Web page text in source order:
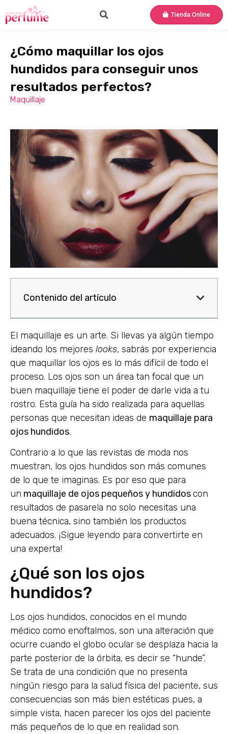
Tienda Online
¿Cómo maquillar los ojos
hundidos para conseguir unos
resultados perfectos?
Maquillaje
Contenido del artículo
El maquillaje es un arte. Si llevas ya algún tiempo
ideando los mejores looks, sabrás por experiencia
que maquillar los ojos es lo más difícil de todo el
proceso. Los ojos son un área tan focal que un
buen maquillaje tiene el poder de darle vida a tu
rostro. Esta guía ha sido realizada para aquellas
personas que necesitan ideas de maquillaje para
ojos hundidos.
Contrario a lo que las revistas de moda nos
muestran, los ojos hundidos son más comunes
de lo que te imaginas. Es por eso que para
un maquillaje de ojos pequeños y hundidoscon
resultados de pasarela no solo necesitas una
buena técnica, sino también los productos
adecuados. ¡Sigue leyendo para convertirte en
una experta!
¿Qué son los ojos
hundidos?
Los ojos hundidos, conocidos en el mundo
médico como enoftalmos, son una alteración que
ocurre cuando el globo ocular se desplaza hacia la
parte posterior de la órbita, es decir se “hunde”.
Se trata de una condición que no presenta
ningún riesgo para la salud física del paciente, sus
consecuencias son más bien estéticas pues, a
simple vista, hacen parecer los ojos del paciente
más pequeños de lo que en realidad son.